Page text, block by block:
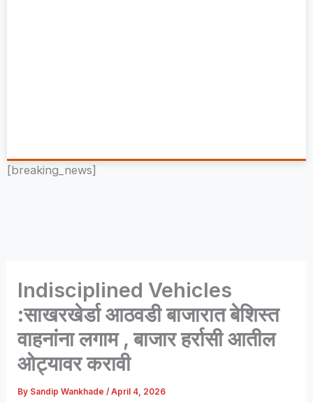
[breaking_news]
Indisciplined Vehicles
:साखरखेर्डा आठवडी बाजारात बेशिस्त
वाहनांना लगाम , बाजार हर्रासी आतील
ओट्यावर करावी
By Sandip Wankhade/April 4, 2026